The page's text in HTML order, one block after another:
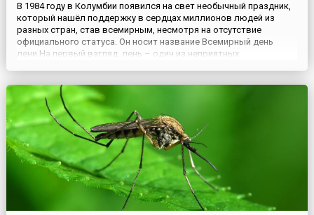
В 1984 году в Колумбии появился на свет необычный праздник,
который нашёл поддержку в сердцах миллионов людей из
разных стран, став всемирным, несмотря на отсутствие
официального статуса. Он носит название Всемирный день
лени.На первый взгляд, лень – один из неприятных
идёт о совершенн...